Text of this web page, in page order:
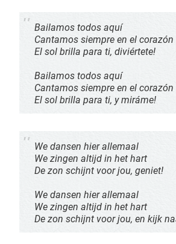
Bailamos todos aquí
Cantamos siempre en el corazón
El sol brilla para ti, diviértete!
Bailamos todos aquí
Cantamos siempre en el corazón
El sol brilla para ti, y miráme!
We dansen hier allemaal
We zingen altijd in het hart
De zon schijnt voor jou, geniet!
We dansen hier allemaal
We zingen altijd in het hart
De zon schijnt voor jou, en kijk